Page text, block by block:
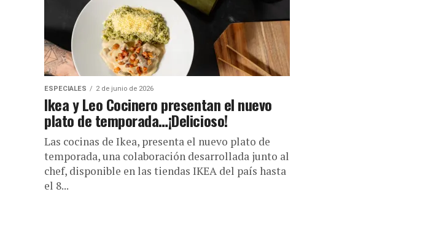
ESPECIALES 2 de junio de 2026
Ikea y Leo Cocinero presentan el nuevo
plato de temporada…¡Delicioso!
Las cocinas de Ikea, presenta el nuevo plato de
temporada, una colaboración desarrollada junto al
chef, disponible en las tiendas IKEA del país hasta
el 8...